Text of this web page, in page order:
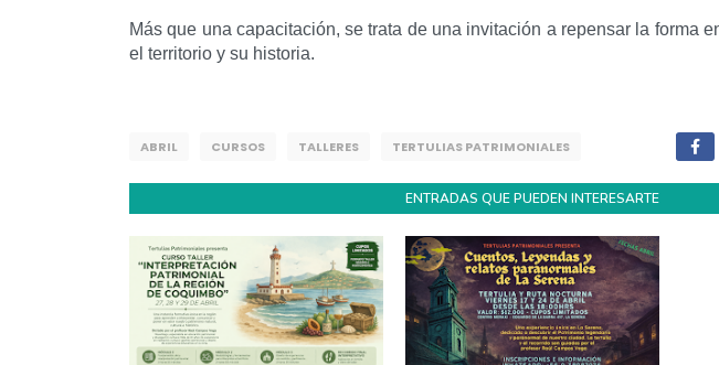
Más que una capacitación, se trata de una invitación a repensar la forma
el territorio y su historia.
ABRIL CURSOS TALLERES TERTULIAS PATRIMONIALES
ENTRADAS QUE PUEDEN INTERESARTE